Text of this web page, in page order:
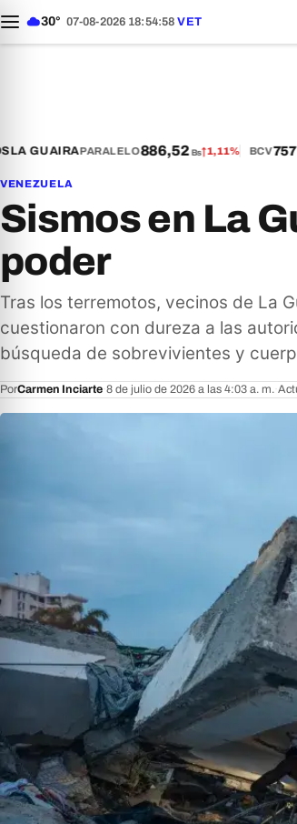
30° 07-08-2026 18:55:00 VET
GUAIRAPARALELO886,52 Bs↑1,11% BCV757,54
VENEZUELA
Sismos en La
poder
Tras los terremotos, vecinos de La
cuestionaron con dureza a las
búsqueda de sobrevivientes y
PorCarmen Inciarte 8 de julio de 2026 a las 4:03 a. m.